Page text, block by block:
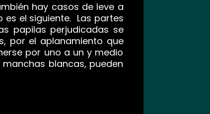
hay casos de leve a
el siguiente. Las partes
papilas perjudicadas se
por el aplanamiento que
por uno a un y medio
blancas, pueden